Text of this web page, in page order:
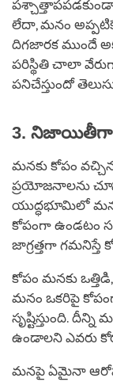
లేదా, మనం
దిగజారక ముందే
పరిస్థితి చాలా
పనిచేస్తుందో
3. నిజాయితీగా
మనకు కోపం
ప్రయోజనాలను
యుద్ధభూమిలో
కోపంగా ఉండటం
జాగ్రత్తగా గమనిస్తే
కోపం మనకు
మనం ఒకరిపై
సృష్టిస్తుంది. దీన్ని
ఉండాలని ఎవరు
మనపై ఏమైనా